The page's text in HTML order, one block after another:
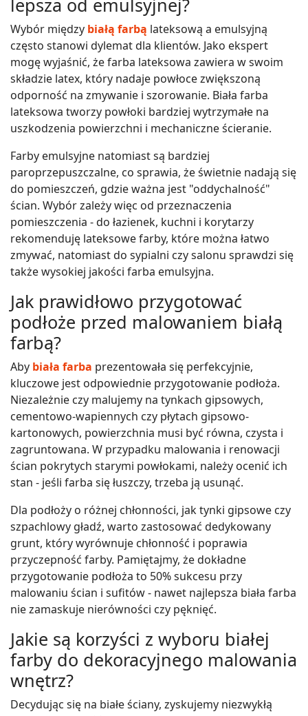
Wybór między białą farbą lateksową a emulsyjną
często stanowi dylemat dla klientów. Jako ekspert
mogę wyjaśnić, że farba lateksowa zawiera w swoim
składzie latex, który nadaje powłoce zwiększoną
odporność na zmywanie i szorowanie. Biała farba
lateksowa tworzy powłoki bardziej wytrzymałe na
uszkodzenia powierzchni i mechaniczne ścieranie.
Farby emulsyjne natomiast są bardziej
paroprzepuszczalne, co sprawia, że świetnie nadają się
do pomieszczeń, gdzie ważna jest "oddychalność"
ścian. Wybór zależy więc od przeznaczenia
pomieszczenia - do łazienek, kuchni i korytarzy
rekomenduję lateksowe farby, które można łatwo
zmywać, natomiast do sypialni czy salonu sprawdzi się
także wysokiej jakości farba emulsyjna.
Jak prawidłowo przygotować
podłoże przed malowaniem białą
farbą?
Aby biała farba prezentowała się perfekcyjnie,
kluczowe jest odpowiednie przygotowanie podłoża.
Niezależnie czy malujemy na tynkach gipsowych,
cementowo-wapiennych czy płytach gipsowo-
kartonowych, powierzchnia musi być równa, czysta i
zagruntowana. W przypadku malowania i renowacji
ścian pokrytych starymi powłokami, należy ocenić ich
stan - jeśli farba się łuszczy, trzeba ją usunąć.
Dla podłoży o różnej chłonności, jak tynki gipsowe czy
szpachlowy gładź, warto zastosować dedykowany
grunt, który wyrównuje chłonność i poprawia
przyczepność farby. Pamiętajmy, że dokładne
przygotowanie podłoża to 50% sukcesu przy
malowaniu ścian i sufitów - nawet najlepsza biała farba
nie zamaskuje nierówności czy pęknięć.
Jakie są korzyści z wyboru białej
farby do dekoracyjnego malowania
wnętrz?
Decydując się na białe ściany, zyskujemy niezwykłą